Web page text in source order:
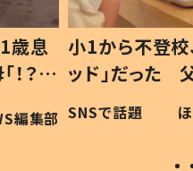
歳息
？」
編集部
小1から不登校
ッド」だった
作り続ける理
#令和の子
SNSで話題